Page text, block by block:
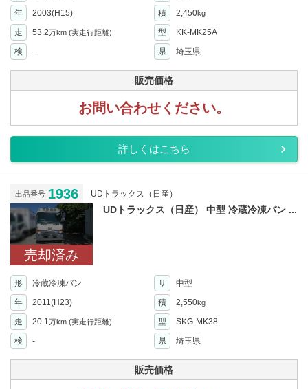
年
2003(H15) 積 2,450kg
走 53.2万km (実走行距離) 型
KK-MK25A
検
- 県 埼玉県
販売価格
お問い合わせください。
詳しくはこちら
出品番号 1936 UDトラックス（日産）
売却済み
UDトラックス（日産） 中型 冷蔵冷凍バン ...
形 冷蔵冷凍バン サ
中型
年
2011(H23) 積 2,550kg
走 20.1万km (実走行距離) 型
SKG-MK38
検
- 県 埼玉県
販売価格